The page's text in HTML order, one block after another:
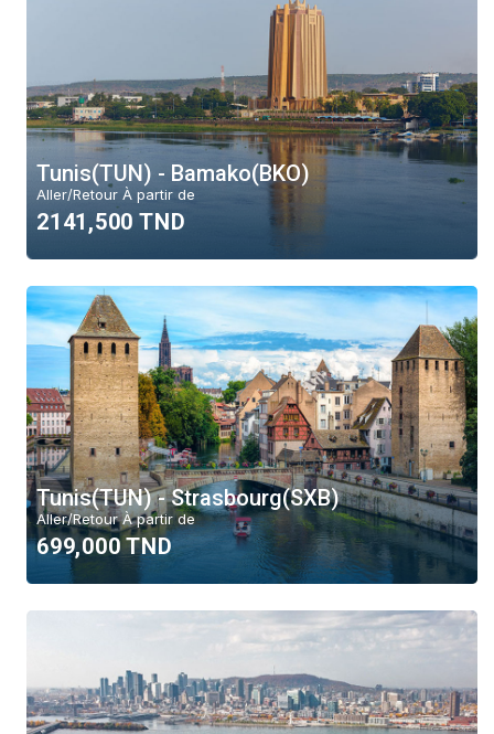
Tunis(TUN) - Bamako(BKO)
Aller/Retour À partir de
2141,500 TND
Tunis(TUN) - Strasbourg(SXB)
Aller/Retour À partir de
699,000 TND